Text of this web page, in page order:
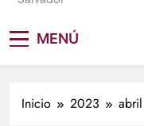
MENÚ
Inicio 2023 abril